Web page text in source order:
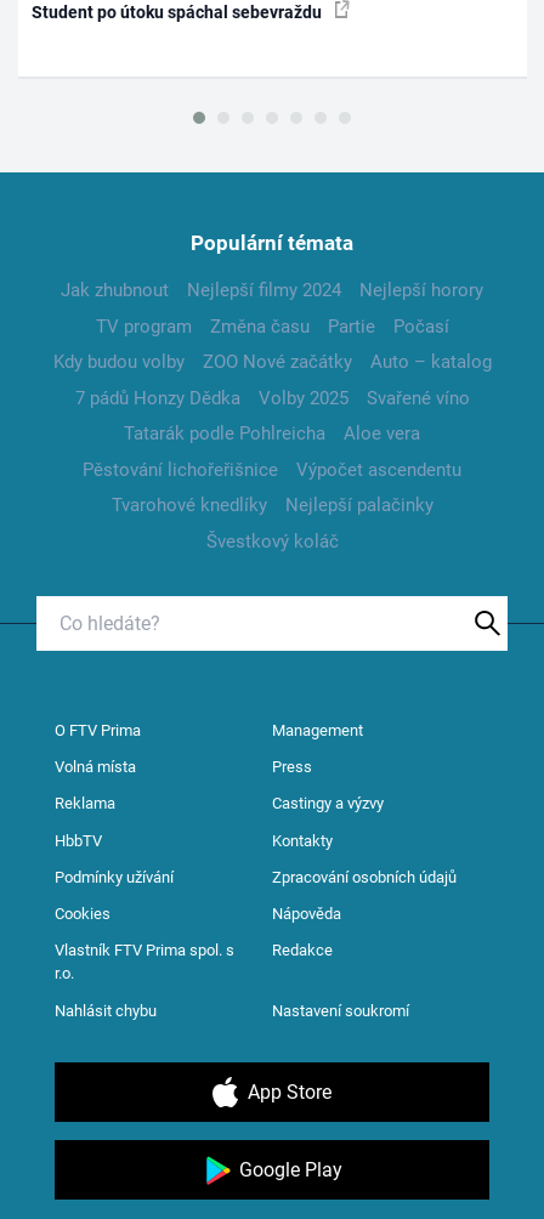
Student po útoku spáchal sebevraždu
Populární témata
Jak zhubnout Nejlepší filmy 2024
Nejlepší horory
TV program
Změna času Partie
Počasí
Kdy budou volby
ZOO Nové začátky
Auto – katalog
7 pádů Honzy Dědka
Volby 2025
Svařené víno
Tatarák podle Pohlreicha
Aloe vera
Pěstování lichořeřišnice
Výpočet ascendentu
Tvarohové knedlíky
Nejlepší palačinky
Švestkový koláč
O FTV Prima Management
Volná místa Press
Reklama Castingy a výzvy
HbbTV Kontakty
Podmínky užívání Zpracování osobních údajů
Cookies Nápověda
Vlastník FTV Prima spol. s
r.o.
Redakce
Nahlásit chybu Nastavení soukromí
App Store
Google Play